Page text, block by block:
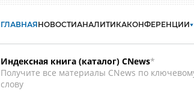
ГЛАВНАЯНОВОСТИАНАЛИТИКАКОНФЕРЕНЦИИ
Индексная книга (каталог) CNews*
Получите все материалы CNews по
слову